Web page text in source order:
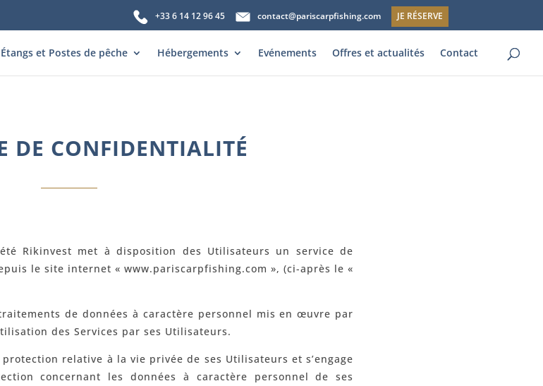
+33 6 14 12 96 45 contact@pariscarpfishing.com JE RÉSERVE
Étangs et Postes de pêche Hébergements Evénements Offres et actualités Contact
DE CONFIDENTIALITÉ
Rikinvest met à disposition des Utilisateurs un service de
le site internet « www.pariscarpfishing.com », (ci-après le «
de données à caractère personnel mis en œuvre par
des Services par ses Utilisateurs.
relative à la vie privée de ses Utilisateurs et s’engage
concernant les données à caractère personnel de ses